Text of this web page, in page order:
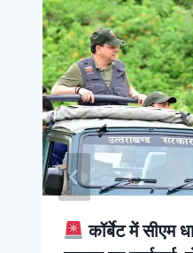
कॉर्बेट में सीएम